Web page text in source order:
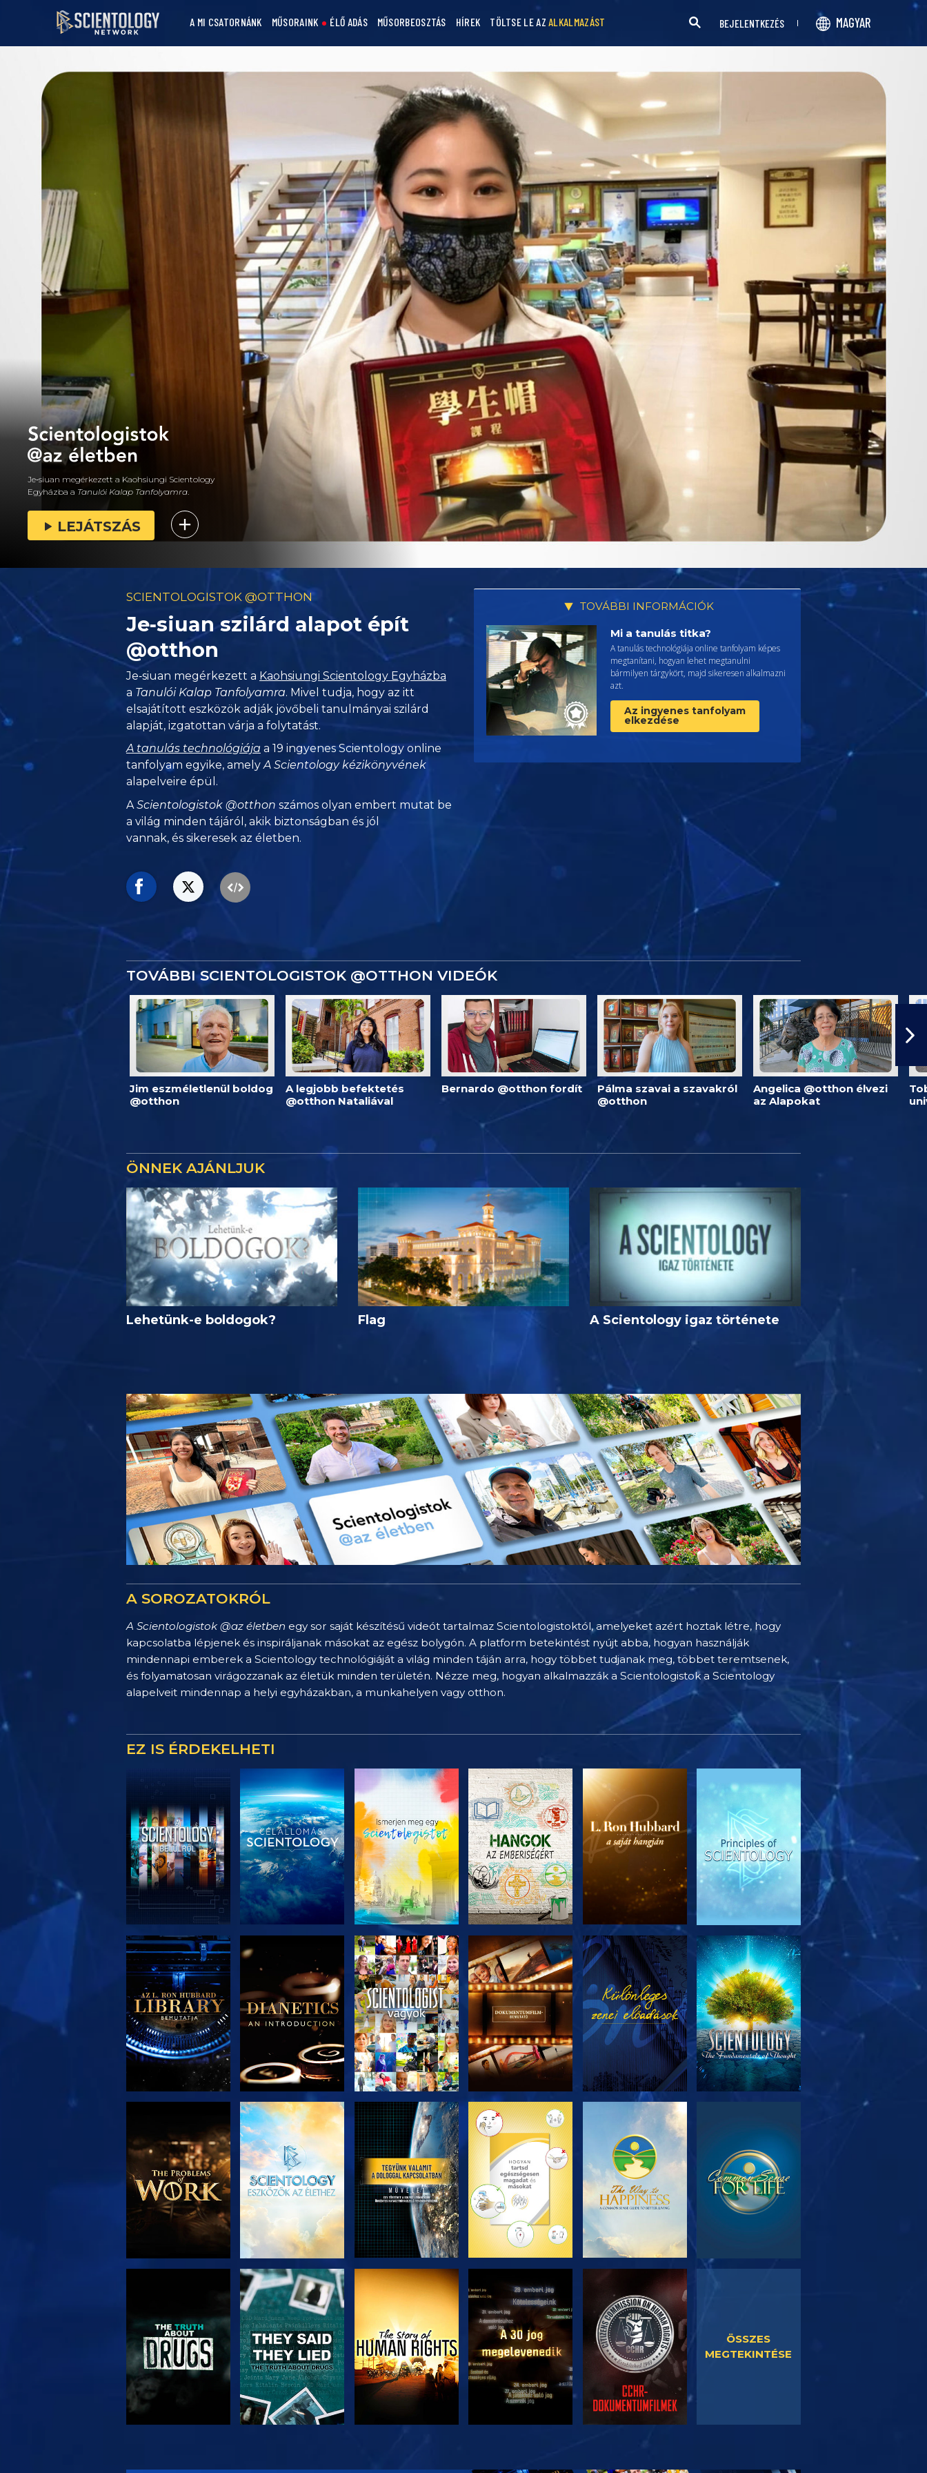
A MI CSATORNÁNK MŰSORAINK ÉLŐ ADÁS MŰSORBEOSZTÁS HÍREK TÖLTSE LE AZALKALMAZÁST BEJELENTKEZÉS MAGYAR
Je‑siuan megérkezett a Kaohsiungi Scientology
Egyházba a Tanulói Kalap Tanfolyamra
LEJÁTSZÁS
SCIENTOLOGISTOK @OTTHON
Je‑siuan szilárd alapot épít
@otthon
Je‑siuan megérkezett a Kaohsiungi Scientology Egyházba
a Tanulói Kalap Tanfolyamra. Mivel tudja, hogy az itt
elsajátított eszközök adják jövőbeli tanulmányai szilárd
alapját, izgatottan várja a folytatást.
A tanulás technológiája a 19 ingyenes Scientology online
tanfolyam egyike, amelyA Scientology kézikönyvének
alapelveire épül.
AScientologistok @otthon számos olyan embert mutat be
a világ minden tájáról, akik biztonságban és jól
vannak, és sikeresek az életben.
TOVÁBBI INFORMÁCIÓK
Mi a tanulás titka?
A tanulás technológiája online tanfolyam képes
megtanítani, hogyan lehet megtanulni
bármilyen tárgykört, majd sikeresen alkalmazni
azt.
Az ingyenes tanfolyam
elkezdése
TOVÁBBI SCIENTOLOGISTOK @OTTHON VIDEÓK
Jim eszméletlenül boldog
@otthon
A legjobb befektetés
@otthon Nataliával
Bernardo @otthon fordít
Pálma szavai a szavakról
@otthon
Angelica @otthon élvezi
az Alapokat
ÖNNEK AJÁNLJUK
Lehetünk-e boldogok? Flag A Scientology igaz története
A SOROZATOKRÓL
A Scientologistok @az életben egy sor saját készítésű videót tartalmaz Scientologistoktól, amelyeket azért hoztak létre, hogy
kapcsolatba lépjenek és inspiráljanak másokat az egész bolygón. A platform betekintést nyújt abba, hogyan használják
mindennapi emberek a Scientology technológiáját a világ minden táján arra, hogy többet tudjanak meg, többet teremtsenek,
és folyamatosan virágozzanak az életük minden területén. Nézze meg, hogyan alkalmazzák a Scientologistok a Scientology
alapelveit mindennap a helyi egyházakban, a munkahelyen vagy otthon.
EZ IS ÉRDEKELHETI
A SOROZAT
RÉSZEI
A SOROZAT
RÉSZEI
A SOROZAT
RÉSZEI
A SOROZAT
RÉSZEI
A SOROZAT
RÉSZEI
MŰSORNÉZÉS
A SOROZAT
RÉSZEI
MŰSORNÉZÉS
A SOROZAT
RÉSZEI
A SOROZAT
RÉSZEI
A SOROZAT
RÉSZEI
MŰSORNÉZÉS MŰSORNÉZÉS MŰSORNÉZÉS MŰSORNÉZÉS
ÖSSZES
MEGTEKINTÉSE